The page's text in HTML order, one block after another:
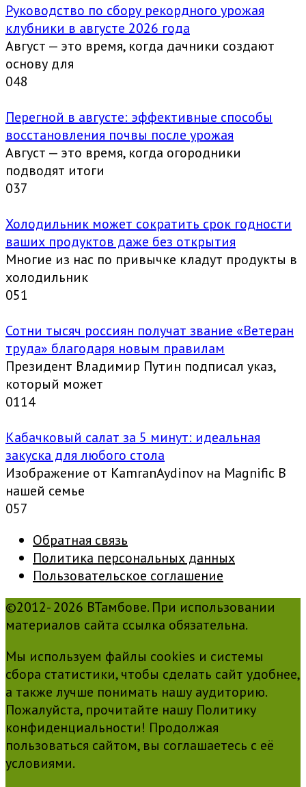
Руководство по сбору рекордного урожая
клубники в августе 2026 года
Август — это время, когда дачники создают
основу для
048
Перегной в августе: эффективные способы
восстановления почвы после урожая
Август — это время, когда огородники
подводят итоги
037
Холодильник может сократить срок годности
ваших продуктов даже без открытия
Многие из нас по привычке кладут продукты в
холодильник
051
Сотни тысяч россиян получат звание «Ветеран
труда» благодаря новым правилам
Президент Владимир Путин подписал указ,
который может
0114
Кабачковый салат за 5 минут: идеальная
закуска для любого стола
Изображение от KamranAydinov на Magnific В
нашей семье
057
Обратная связь
Политика персональных данных
Пользовательское соглашение
©2012- 2026 ВТамбове. При использовании
материалов сайта ссылка обязательна.
Мы используем файлы cookies и системы
сбора статистики, чтобы сделать сайт удобнее,
а также лучше понимать нашу аудиторию.
Пожалуйста, прочитайте нашу Политику
конфиденциальности! Продолжая
пользоваться сайтом, вы соглашаетесь с её
условиями.